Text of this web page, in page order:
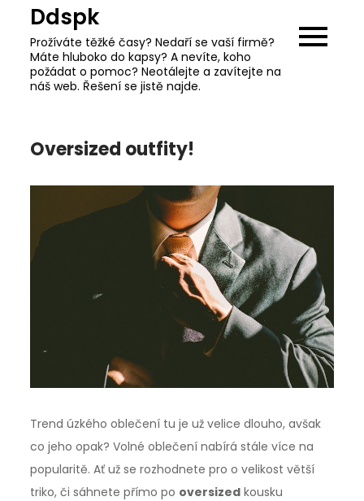
content
Ddspk
Prožíváte těžké časy? Nedaří se vaší firmě?
Máte hluboko do kapsy? A nevíte, koho
požádat o pomoc? Neotálejte a zavítejte na
náš web. Řešení se jistě najde.
Oversized outfity!
Trend úzkého oblečení tu je už velice dlouho, avšak
co jeho opak? Volné oblečení nabírá stále více na
popularitě. Ať už se rozhodnete pro o velikost větší
triko, či sáhnete přímo po oversized kousku